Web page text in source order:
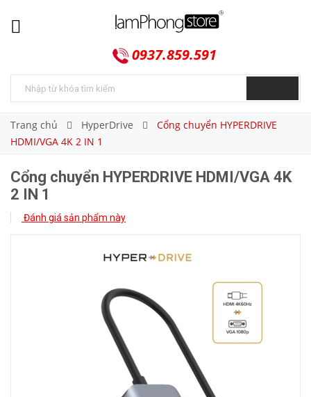
0937.859.591
Trang chủ HyperDrive
Cổng chuyển HYPERDRIVE
HDMI/VGA 4K 2 IN 1
Cổng chuyển HYPERDRIVE HDMI/VGA 4K
2 IN 1
Đánh giá sản phẩm này